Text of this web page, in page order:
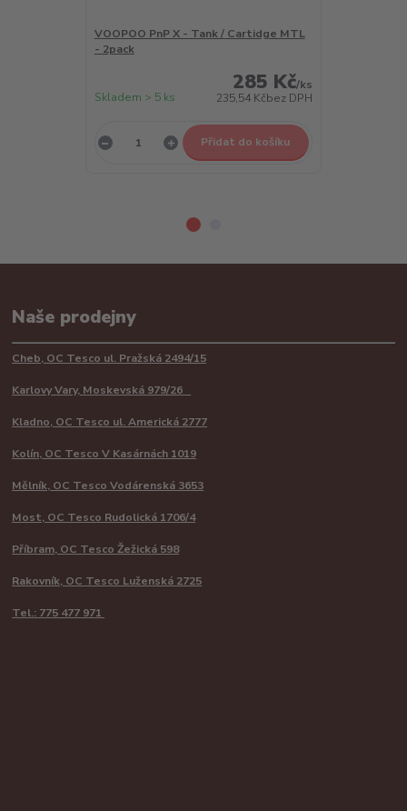
VOOPOO PnP X - Tank / Cartidge MTL
- 2pack
285 Kč/ks
235,54 Kčbez DPH
Skladem > 5 ks
Přidat do košíku
Naše prodejny
Cheb, OC Tesco ul. Pražská 2494/15
Karlovy Vary, Moskevská 979/26
Kladno, OC Tesco ul. Americká 2777
Kolín, OC Tesco V Kasárnách 1019
Mělník, OC Tesco Vodárenská 3653
Most, OC Tesco Rudolická 1706/4
Příbram, OC Tesco Žežická 598
Rakovník, OC Tesco Luženská 2725
Tel.: 775 477 971